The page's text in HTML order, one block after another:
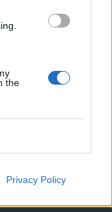
the
Privacy Policy